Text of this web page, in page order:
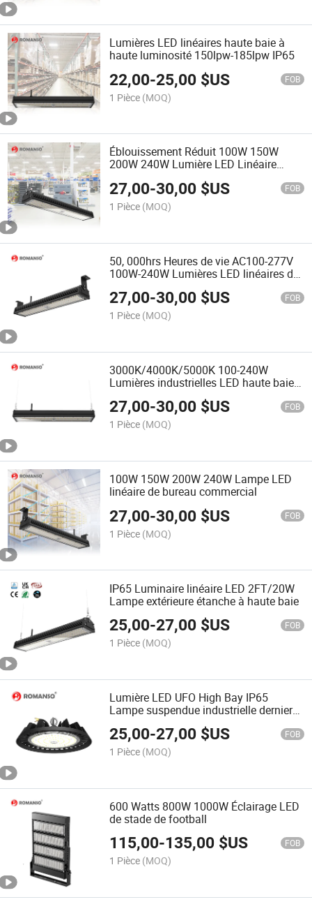
Lumières LED linéaires haute baie à
haute luminosité 150lpw-185lpw IP65
22,00-25,00 $US FOB
1 Pièce (MOQ)
Éblouissement Réduit 100W 150W
200W 240W Lumière LED Linéaire
Haute Bay de Magasin
27,00-30,00 $US FOB
1 Pièce (MOQ)
50, 000hrs Heures de vie AC100-277V
100W-240W Lumières LED linéaires de
27,00-30,00 $US FOB
1 Pièce (MOQ)
3000K/4000K/5000K 100-240W
Lumières industrielles LED haute baie
27,00-30,00 $US FOB
1 Pièce (MOQ)
100W 150W 200W 240W Lampe LED
linéaire de bureau commercial
27,00-30,00 $US FOB
1 Pièce (MOQ)
IP65 Luminaire linéaire LED 2FT/20W
Lampe extérieure étanche à haute baie
25,00-27,00 $US FOB
1 Pièce (MOQ)
Lumière LED UFO High Bay IP65
Lampe suspendue industrielle dernier
design 100W 150W 200W Éclairage
d'entrepôt lumière Highbay LED pour
entrepôt
25,00-27,00 $US FOB
1 Pièce (MOQ)
600 Watts 800W 1000W Éclairage LED
de stade de football
115,00-135,00 $US FOB
1 Pièce (MOQ)